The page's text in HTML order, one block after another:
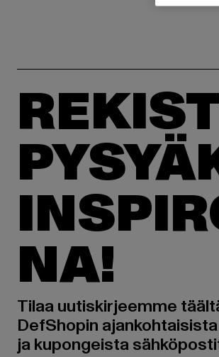
NA!
Tilaa uutiskirjeemme
DefShopin
ja kupongeista